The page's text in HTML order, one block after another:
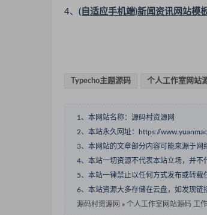
4、 (自适应手机端)新闻资讯网站模
Typecho主题源码 个人工作室网站
1、本网站名称：源码村资源网
2、本站永久网址：https://
3、本网站的文章部分内容可能来源于网
4、本站一切资源不代表本站立场，并不
5、本站一律禁止以任何方式发布或转
6、本站资源大多存储在云盘，如发现链
源码村资源网 » 个人工作室网站源码 工